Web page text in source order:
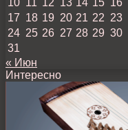
10 11 12 13 14 15 16
17 18 19 20 21 22 23
24 25 26 27 28 29 30
31
« Июн
Интересно